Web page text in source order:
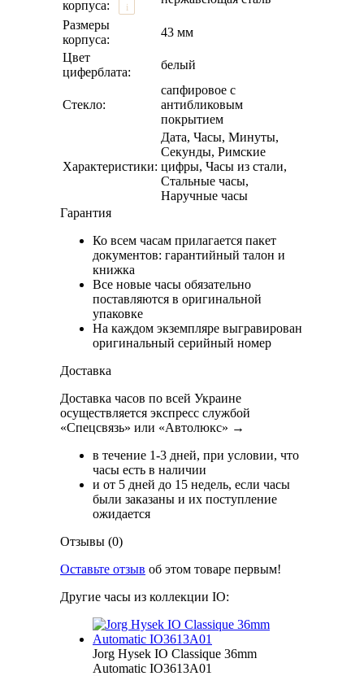
корпуса:
i
Размеры
корпуса:
43 мм
Цвет
циферблата:
белый
Стекло:
сапфировое с
антибликовым
покрытием
Характеристики:
Дата, Часы, Минуты,
Секунды, Римские
цифры, Часы из стали,
Стальные часы,
Наручные часы
Гарантия
Ко всем часам прилагается пакет
документов: гарантийный талон и
книжка
Все новые часы обязательно
поставляются в оригинальной
упаковке
На каждом экземпляре выгравирован
оригинальный серийный номер
Доставка
Доставка часов по всей Украине
осуществляется экспресс службой
«Спецсвязь» или «Автолюкс» →
в течение 1-3 дней, при условии, что
часы есть в наличии
и от 5 дней до 15 недель, если часы
были заказаны и их поступление
ожидается
Отзывы (0)
Оставьте отзыв об этом товаре первым!
Другие часы из коллекции IO:
Jorg Hysek IO Classique 36mm
Automatic IO3613A01